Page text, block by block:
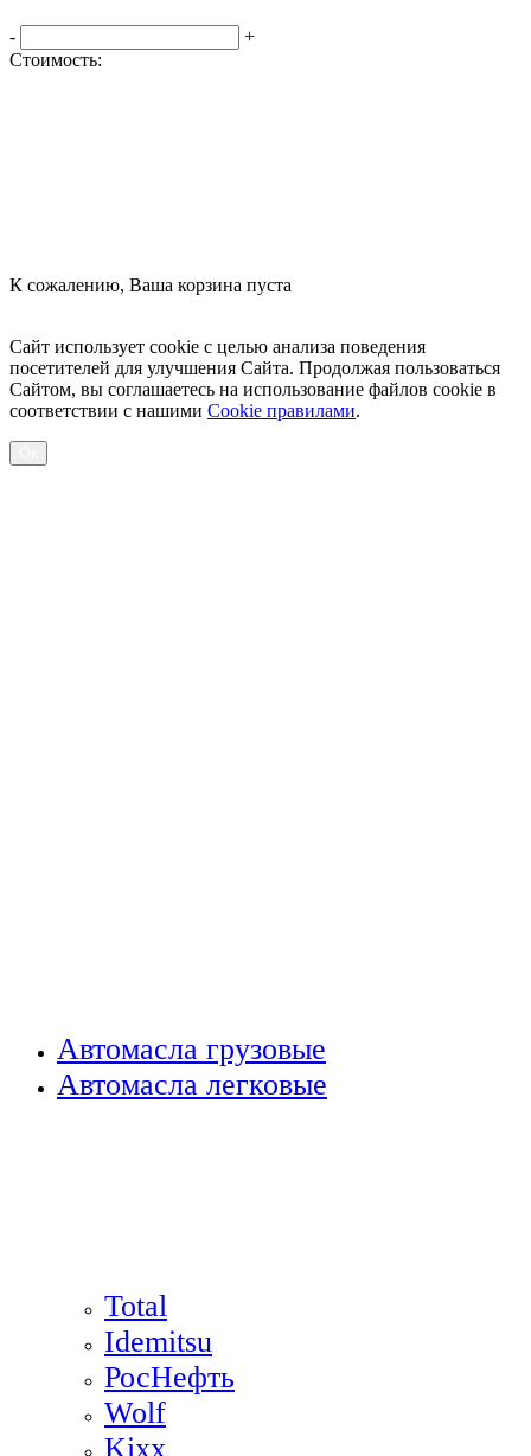
-
+
Стоимость:
К сожалению, Ваша корзина пуста
Сайт использует cookie с целью анализа поведения
посетителей для улучшения Сайта. Продолжая пользоваться
Сайтом, вы соглашаетесь на использование файлов cookie в
соответствии с нашими Cookiе правилами.
Автомасла грузовые
Автомасла легковые
Total
Idemitsu
РосНефть
Wolf
Kixx